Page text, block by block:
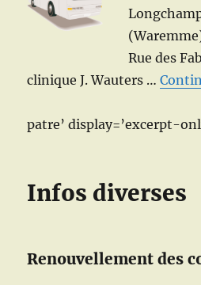
Rue des
clinique J. Wauters …
patre’ display=’excerpt-
Infos diverses
Renouvellement des